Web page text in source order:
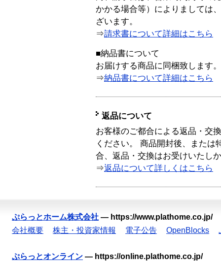
かかる場合等）によりましては
ざいます。
⇒請求書について詳細はこちら
■納品書について
お届けする商品に同梱致します。
⇒納品書について詳細はこちら
返品について
お客様のご都合による返品・交
ください。 商品開封後、または
合、返品・交換はお受けいたし
⇒返品について詳しくはこちら
ぷらっとホーム株式会社 — https://www.plathome.co.jp/
会社概要
株主・投資家情報 電子公告 OpenBlocks
ぷらっとオンライン — https://online.plathome.co.jp/